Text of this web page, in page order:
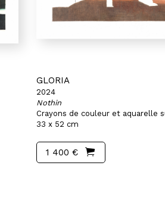
GLORIA
2024
Nothin
Crayons de couleur et aquarelle
33 x 52 cm
1 400 €